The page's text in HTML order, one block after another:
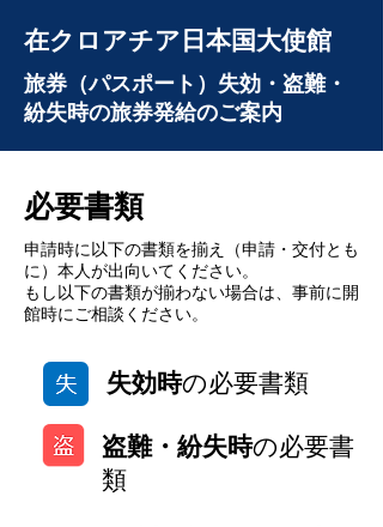
在クロアチア日本国大使館
旅券（パスポート）失効・盗難・
紛失時の旅券発給のご案内
必要書類
申請時に以下の書類を揃え（申請・交付とも
に）本人が出向いてください。
もし以下の書類が揃わない場合は、事前に開
館時にご相談ください。
失効時の必要書類
盗難・紛失時の必要書
類